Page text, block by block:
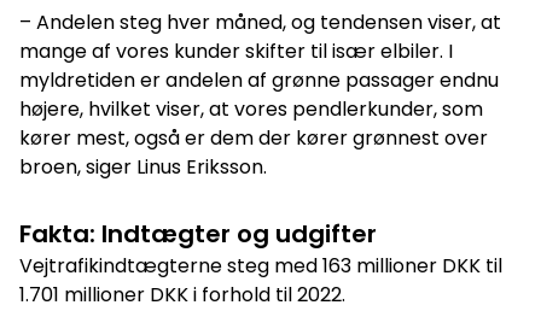
– Andelen steg hver måned, og tendensen viser, at
mange af vores kunder skifter til især elbiler. I
myldretiden er andelen af grønne passager endnu
højere, hvilket viser, at vores pendlerkunder, som
kører mest, også er dem der kører grønnest over
broen, siger Linus Eriksson.
Fakta: Indtægter og udgifter
Vejtrafikindtægterne steg med 163 millioner DKK til
1.701 millioner DKK i forhold til 2022.